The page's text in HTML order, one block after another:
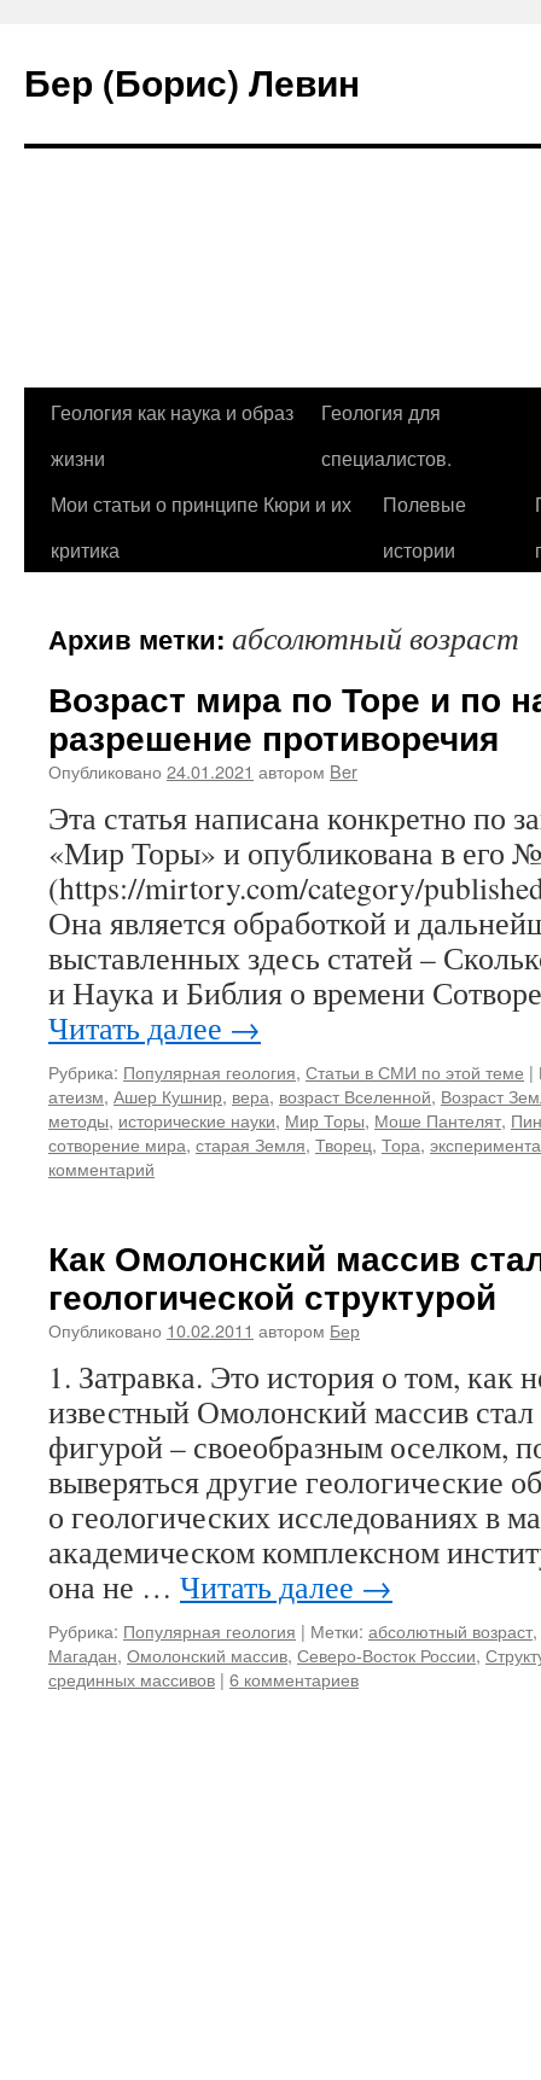
Бер (Борис) Левин
Перейти
содержимому
Геология как наука и образ
жизни
Геология для
специалистов.
Мои статьи о принципе Кюри и их
критика
Полевые
истории
Архив метки: абсолютный возраст
Возраст мира по Торе и по
разрешение противоречия
Опубликовано 24.01.2021 автором Ber
Эта статья написана конкретно по
«Мир Торы» и опубликована в его
(https://mirtory.com/category/
Она является обработкой и
выставленных здесь статей –
и Наука и Библия о времени
Читать далее →
Рубрика: Популярная геология, Статьи в СМИ по этой теме |
атеизм, Ашер Кушнир, вера, возраст Вселенной, Возраст
методы, исторические науки, Мир Торы, Моше Пантелят,
сотворение мира, старая Земля, Творец, Тора,
комментарий
Как Омолонский массив
геологической структурой
Опубликовано 10.02.2011 автором Бер
1. Затравка. Это история о том, как
известный Омолонский массив
фигурой – своеобразным оселком,
выверяться другие геологические
о геологических исследованиях в
академическом комплексном
она не … Читать далее →
Рубрика: Популярная геология | Метки: абсолютный возраст,
Магадан, Омолонский массив, Северо-Восток России,
срединных массивов | 6 комментариев